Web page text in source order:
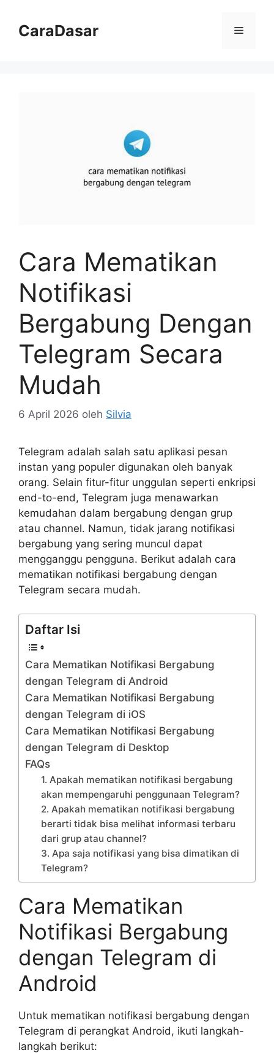
CaraDasar Menu
Cara Mematikan
Notifikasi
Bergabung Dengan
Telegram Secara
Mudah
6 April 2026 oleh Silvia
Telegram adalah salah satu aplikasi pesan
instan yang populer digunakan oleh banyak
orang. Selain fitur-fitur unggulan seperti enkripsi
end-to-end, Telegram juga menawarkan
kemudahan dalam bergabung dengan grup
atau channel. Namun, tidak jarang notifikasi
bergabung yang sering muncul dapat
mengganggu pengguna. Berikut adalah cara
mematikan notifikasi bergabung dengan
Telegram secara mudah.
Daftar Isi
Cara Mematikan Notifikasi Bergabung
dengan Telegram di Android
Cara Mematikan Notifikasi Bergabung
dengan Telegram di iOS
Cara Mematikan Notifikasi Bergabung
dengan Telegram di Desktop
FAQs
1. Apakah mematikan notifikasi bergabung
akan mempengaruhi penggunaan Telegram?
2. Apakah mematikan notifikasi bergabung
berarti tidak bisa melihat informasi terbaru
dari grup atau channel?
3. Apa saja notifikasi yang bisa dimatikan di
Telegram?
Cara Mematikan
Notifikasi Bergabung
dengan Telegram di
Android
Untuk mematikan notifikasi bergabung dengan
Telegram di perangkat Android, ikuti langkah-
langkah berikut: